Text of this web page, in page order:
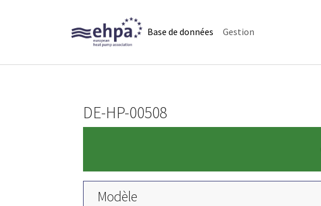
Base de données(current)
Gestion
DE-HP-00508
Modèle